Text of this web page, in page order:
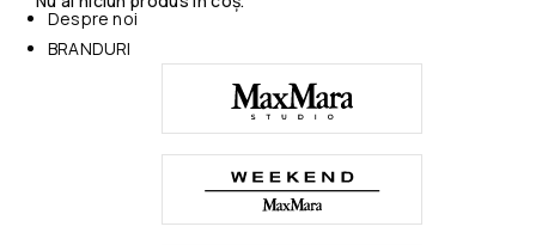
Despre noi
BRANDURI